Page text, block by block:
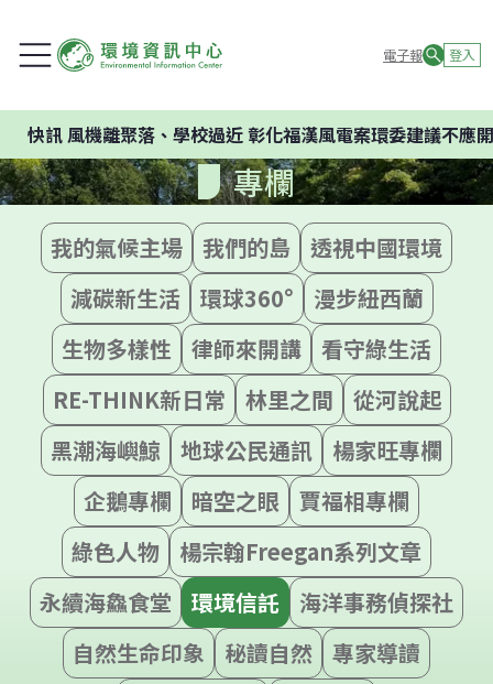
電子報 登入
機離聚落、學校過近 彰化福漢風電案環委建議不應開發
專欄
我的氣候主場 我們的島
透視中國環境
減碳新生活
環球360°
漫步紐西蘭
生物多樣性
律師來開講
看守綠生活
RE-THINK新日常
林里之間
從河說起
黑潮海嶼鯨
地球公民通訊
楊家旺專欄
企鵝專欄
暗空之眼
賈福相專欄
綠色人物
楊宗翰Freegan系列文章
永續海鱻食堂
環境信託
海洋事務偵探社
自然生命印象
秘讀自然
專家導讀